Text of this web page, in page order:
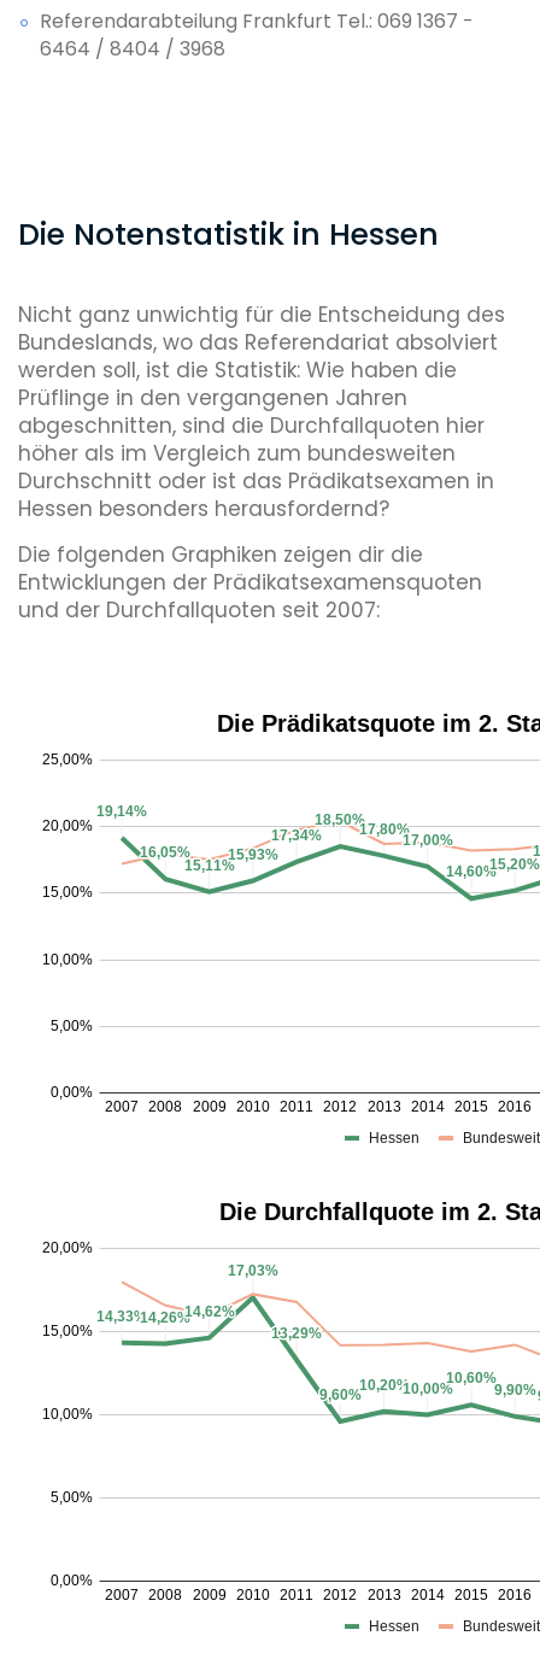
Referendarabteilung Frankfurt Tel.: 069 1367 -
6464 / 8404 / 3968
Die Notenstatistik in Hessen
Nicht ganz unwichtig für die Entscheidung des
Bundeslands, wo das Referendariat absolviert
werden soll, ist die Statistik: Wie haben die
Prüflinge in den vergangenen Jahren
abgeschnitten, sind die Durchfallquoten hier
höher als im Vergleich zum bundesweiten
Durchschnitt oder ist das Prädikatsexamen in
Hessen besonders herausfordernd?
Die folgenden Graphiken zeigen dir die
Entwicklungen der Prädikatsexamensquoten
und der Durchfallquoten seit 2007: